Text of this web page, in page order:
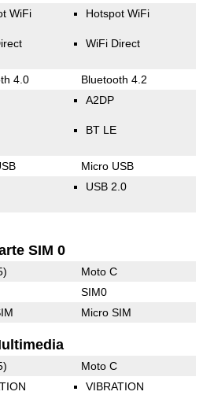
WiFi Hotspot WiFi
WiFi Direct
4.0 Bluetooth 4.2
A2DP
BT LE
Micro USB
USB 2.0
SIM 0
Moto C
SIM0
Micro SIM
Moto C
VIBRATION